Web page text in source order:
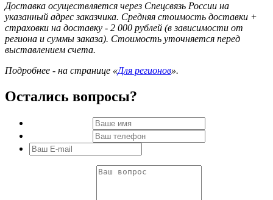
Доставка осуществляется через Спецсвязь России на
указанный адрес заказчика. Средняя стоимость доставки +
страховки на доставку - 2 000 рублей (в зависимости от
региона и суммы заказа). Стоимость уточняется перед
выставлением счета.
Подробнее - на странице «Для регионов».
Остались вопросы?